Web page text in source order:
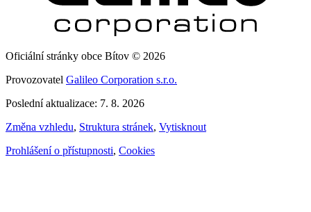
Oficiální stránky obce Bítov © 2026
Provozovatel Galileo Corporation s.r.o.
Poslední aktualizace: 7. 8. 2026
Změna vzhledu, Struktura stránek, Vytisknout
Prohlášení o přístupnosti, Cookies